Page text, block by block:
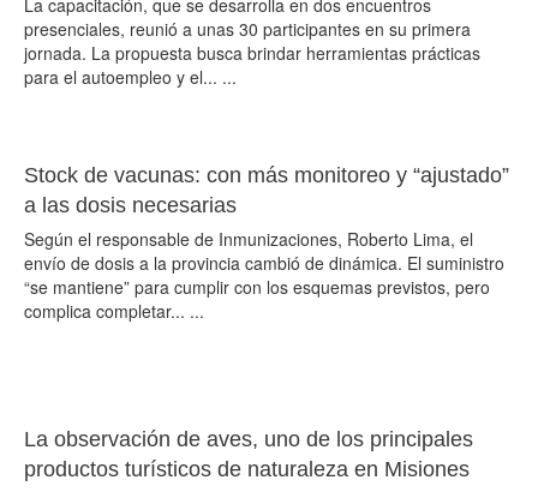
La capacitación, que se desarrolla en dos encuentros
presenciales, reunió a unas 30 participantes en su primera
jornada. La propuesta busca brindar herramientas prácticas
para el autoempleo y el... ...
Stock de vacunas: con más monitoreo y “ajustado”
a las dosis necesarias
Según el responsable de Inmunizaciones, Roberto Lima, el
envío de dosis a la provincia cambió de dinámica. El suministro
“se mantiene” para cumplir con los esquemas previstos, pero
complica completar... ...
La observación de aves, uno de los principales
productos turísticos de naturaleza en Misiones